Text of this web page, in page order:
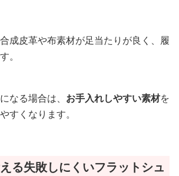
成皮革や布素材が足当たりが良く、履
。
なる場合は、 お手入れしやすい素材を
すくなります。
る失敗しにくいフラットシュ